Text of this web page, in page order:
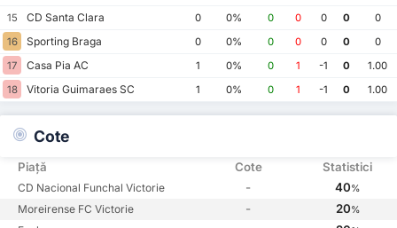
15
CD Santa Clara 0 0% 0 0 0 0
0
16
Sporting Braga 0 0% 0 0 0 0
0
17
Casa Pia AC 1 0% 0 1 -1 0
1.00
18
Vitoria Guimaraes SC 1 0% 0 1 -1 0 1.00
Cote
Piață Cote Statistici
CD Nacional Funchal Victorie - 40%
Moreirense FC Victorie - 20%